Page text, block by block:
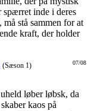
spærret inde i deres
må stå sammen for at
kraft, der holder
07/08
(Sæson 1)
løber løbsk, da
kaos på